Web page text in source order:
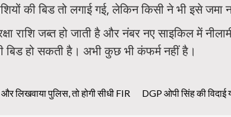
की बिड तो लगाई गई, लेकिन किसी ने भी इसे जमा
राशि जब्त हो जाती है और नंबर नए साइकिल में
बिड हो सकती है। अभी कुछ भी कंफर्म नहीं है।
लिखवाया पुलिस, तो होगी सीधी FIR
DGP ओपी सिंह की विदाई